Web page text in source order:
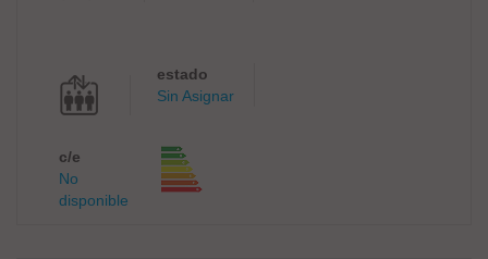
estado
Sin Asignar
c/e
No
disponible